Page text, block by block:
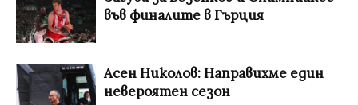
във финалите в Гърция
Асен Николов: Направихме един
невероятен сезон